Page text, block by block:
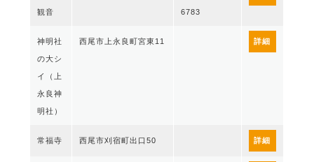
観音 6783
神明社
の大シ
イ（上
永良神
明社）
西尾市上永良町宮東11 詳細
常福寺 西尾市刈宿町出口50 詳細